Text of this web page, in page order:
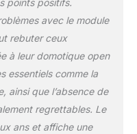
points positifs.
avec le module
rebuter ceux
à leur domotique open
essentiels comme la
ainsi que l’absence de
regrettables. Le
ans et affiche une